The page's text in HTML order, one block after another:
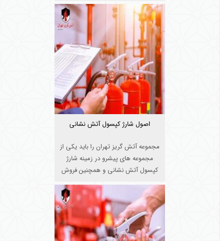
اصول شارژ کپسول آتش نشانی
مجموعه آتش گریز تهران را باید یکی از
مجموعه های پیشرو در زمینه شارژ
کپسول آتش نشانی و همچنین فروش